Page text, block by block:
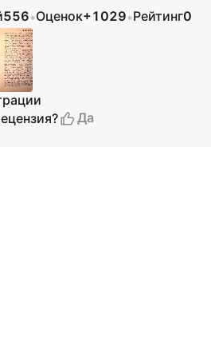
556•Оценок+1029•Рейтинг0
Да